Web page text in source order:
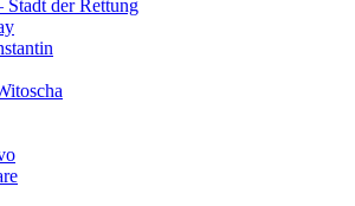
Stadt der Rettung